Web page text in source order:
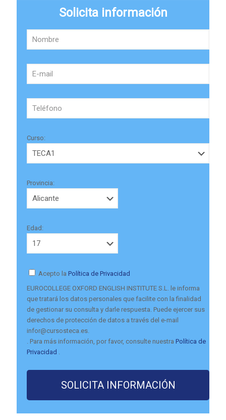
Solicita información
Curso:
Provincia:
Edad:
Acepto la Política de Privacidad
EUROCOLLEGE OXFORD ENGLISH INSTITUTE S.L. le informa
que tratará los datos personales que facilite con la finalidad
de gestionar su consulta y darle respuesta. Puede ejercer sus
derechos de protección de datos a través del e-mail
infor@cursosteca.es.
. Para más información, por favor, consulte nuestra Política de
Privacidad .